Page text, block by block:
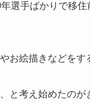
選手ばかりで移
お絵描きなどをす
と考え始めたのが